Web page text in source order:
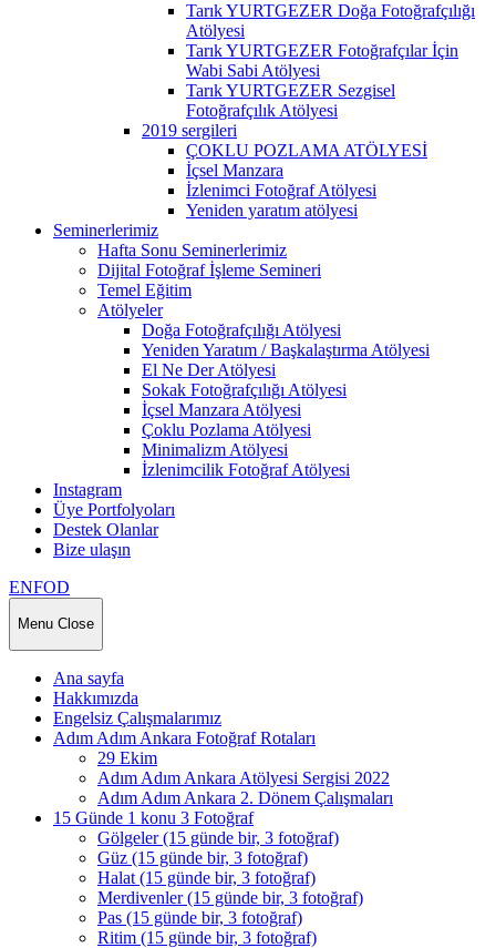
Tarık YURTGEZER Doğa Fotoğrafçılığı
Atölyesi
Tarık YURTGEZER Fotoğrafçılar İçin
Wabi Sabi Atölyesi
Tarık YURTGEZER Sezgisel
Fotoğrafçılık Atölyesi
2019 sergileri
ÇOKLU POZLAMA ATÖLYESİ
İçsel Manzara
İzlenimci Fotoğraf Atölyesi
Yeniden yaratım atölyesi
Seminerlerimiz
Hafta Sonu Seminerlerimiz
Dijital Fotoğraf İşleme Semineri
Temel Eğitim
Atölyeler
Doğa Fotoğrafçılığı Atölyesi
Yeniden Yaratım / Başkalaştırma Atölyesi
El Ne Der Atölyesi
Sokak Fotoğrafçılığı Atölyesi
İçsel Manzara Atölyesi
Çoklu Pozlama Atölyesi
Minimalizm Atölyesi
İzlenimcilik Fotoğraf Atölyesi
Instagram
Üye Portfolyoları
Destek Olanlar
Bize ulaşın
ENFOD
Menu Close
Ana sayfa
Hakkımızda
Engelsiz Çalışmalarımız
Adım Adım Ankara Fotoğraf Rotaları
29 Ekim
Adım Adım Ankara Atölyesi Sergisi 2022
Adım Adım Ankara 2. Dönem Çalışmaları
15 Günde 1 konu 3 Fotoğraf
Gölgeler (15 günde bir, 3 fotoğraf)
Güz (15 günde bir, 3 fotoğraf)
Halat (15 günde bir, 3 fotoğraf)
Merdivenler (15 günde bir, 3 fotoğraf)
Pas (15 günde bir, 3 fotoğraf)
Ritim (15 günde bir, 3 fotoğraf)